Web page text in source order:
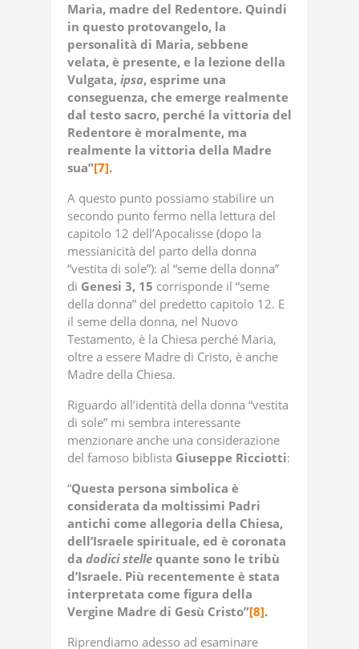
Maria, madre del Redentore. Quindi
in questo protovangelo, la
personalità di Maria, sebbene
velata, è presente, e la lezione della
Vulgata, ipsa, esprime una
conseguenza, che emerge realmente
dal testo sacro, perché la vittoria del
Redentore è moralmente, ma
realmente la vittoria della Madre
sua”[7].
A questo punto possiamo stabilire un
secondo punto fermo nella lettura del
capitolo 12 dell’Apocalisse (dopo la
messianicità del parto della donna
“vestita di sole”): al “seme della donna”
di Genesi 3, 15 corrisponde il “seme
della donna” del predetto capitolo 12. E
il seme della donna, nel Nuovo
Testamento, è la Chiesa perché Maria,
oltre a essere Madre di Cristo, è anche
Madre della Chiesa.
Riguardo all’identità della donna “vestita
di sole” mi sembra interessante
menzionare anche una considerazione
del famoso biblista Giuseppe Ricciotti:
“Questa persona simbolica è
considerata da moltissimi Padri
antichi come allegoria della Chiesa,
dell’Israele spirituale, ed è coronata
da dodici stelle quante sono le tribù
d’Israele. Più recentemente è stata
interpretata come figura della
Vergine Madre di Gesù Cristo”[8].
Riprendiamo adesso ad esaminare